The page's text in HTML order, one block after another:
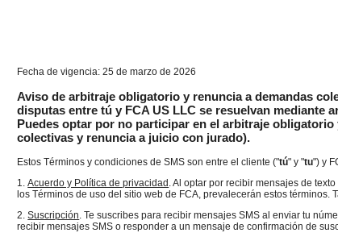
Fecha de vigencia: 25 de marzo de 2026
Aviso de arbitraje obligatorio y renuncia a demandas
disputas entre tú y FCA US LLC se resuelvan
Puedes optar por no participar en el arbitraje
colectivas y renuncia a juicio con jurado).
Estos Términos y condiciones de SMS son entre el cliente ("tú" y "tu") y
1.Acuerdo y Política de privacidad. Al optar por recibir mensajes de
los Términos de uso del sitio web de FCA, prevalecerán estos
2.Suscripción. Te suscribes para recibir mensajes SMS al enviar tu
recibir mensajes SMS o responder a un mensaje de confirmación de